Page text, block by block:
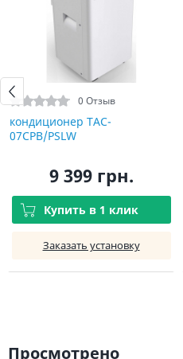
0 Отзыв
кондиционер TAC-
07CPB/PSLW
9 399 грн.
Купить в 1 клик
Заказать установку
Просмотрено